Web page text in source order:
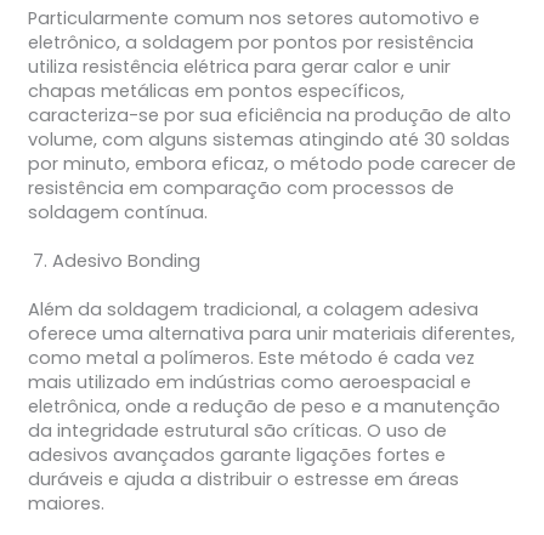
Particularmente comum nos setores automotivo e
eletrônico, a soldagem por pontos por resistência
utiliza resistência elétrica para gerar calor e unir
chapas metálicas em pontos específicos,
caracteriza-se por sua eficiência na produção de alto
volume, com alguns sistemas atingindo até 30 soldas
por minuto, embora eficaz, o método pode carecer de
resistência em comparação com processos de
soldagem contínua.
Adesivo Bonding
Além da soldagem tradicional, a colagem adesiva
oferece uma alternativa para unir materiais diferentes,
como metal a polímeros. Este método é cada vez
mais utilizado em indústrias como aeroespacial e
eletrônica, onde a redução de peso e a manutenção
da integridade estrutural são críticas. O uso de
adesivos avançados garante ligações fortes e
duráveis e ajuda a distribuir o estresse em áreas
maiores.